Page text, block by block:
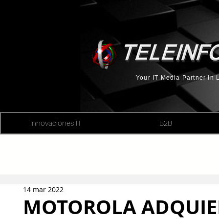
Your IT Media Partner in
Innovaciones IT B2B
MOTOROLA
14 mar 2022